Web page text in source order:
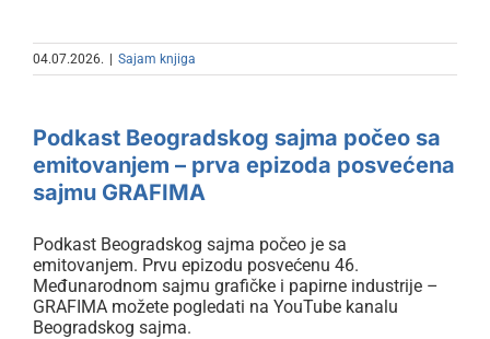
04.07.2026. Sajam knjiga
Podkast Beogradskog sajma
epizoda posvećena sajmu
GRAFIMA
Podkast Beogradskog sajma počeo sa
emitovanjem – prva epizoda posvećena
sajmu GRAFIMA
Podkast Beogradskog sajma počeo je sa
emitovanjem. Prvu epizodu posvećenu 46.
Međunarodnom sajmu grafičke i papirne industrije –
GRAFIMA možete pogledati na YouTube kanalu
Beogradskog sajma.